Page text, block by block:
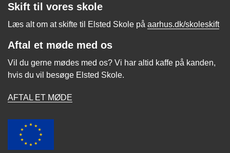
Skift til vores skole
Læs alt om at skifte til Elsted Skole på aarhus.dk/skoleskift
Aftal et møde med os
Vil du gerne mødes med os? Vi har altid kaffe på kanden,
hvis du vil besøge Elsted Skole.
AFTAL ET MØDE